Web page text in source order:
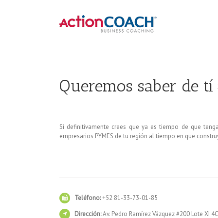
Queremos saber de tí
Si definitivamente crees que ya es tiempo de que
empresarios PYMES de tu región al tiempo en que
Teléfono:+52 81-33-73-01-85
Dirección:Av. Pedro Ramírez Vázquez #200 Lote XI